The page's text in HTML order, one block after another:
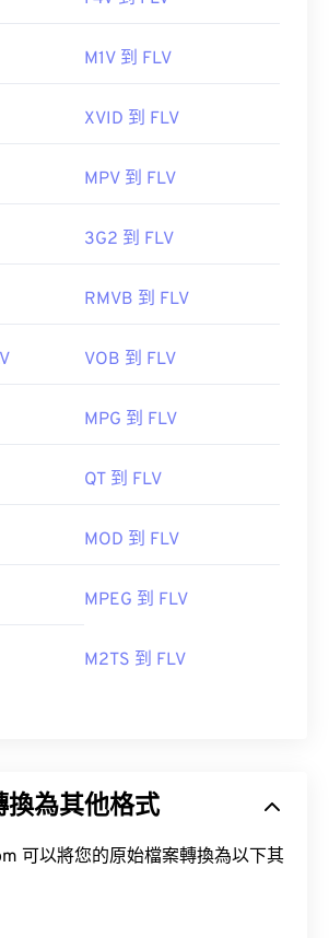
M1V 到 FLV
XVID 到 FLV
MPV 到 FLV
3G2 到 FLV
RMVB 到 FLV
VOB 到 FLV
MPG 到 FLV
QT 到 FLV
MOD 到 FLV
MPEG 到 FLV
M2TS 到 FLV
換為其他格式
可以將您的原始檔案轉換為以下其